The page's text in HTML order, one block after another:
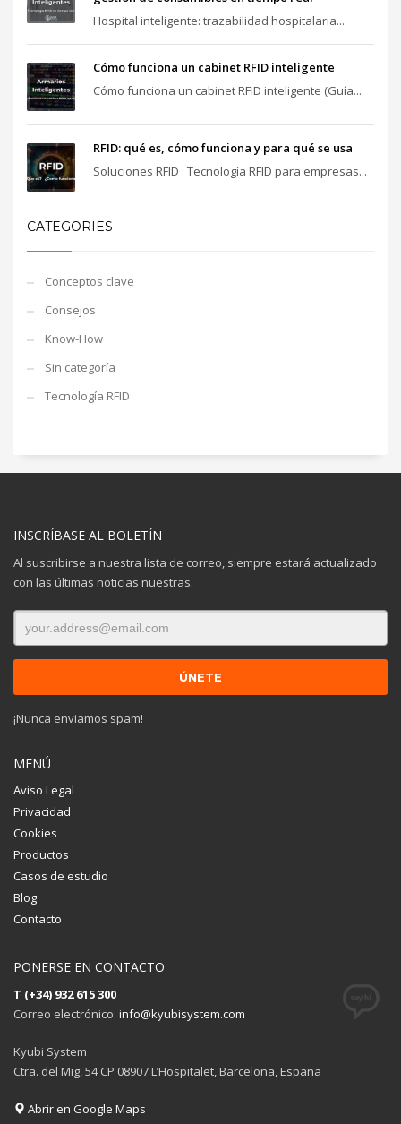
Hospital inteligente: trazabilidad hospitalaria...
Cómo funciona un cabinet RFID inteligente
Cómo funciona un cabinet RFID inteligente (Guía...
RFID: qué es, cómo funciona y para qué se usa
Soluciones RFID · Tecnología RFID para empresas...
CATEGORIES
Conceptos clave
Consejos
Know-How
Sin categoría
Tecnología RFID
INSCRÍBASE AL BOLETÍN
Al suscribirse a nuestra lista de correo, siempre estará actualizado
con las últimas noticias nuestras.
¡Nunca enviamos spam!
MENÚ
Aviso Legal
Privacidad
Cookies
Productos
Casos de estudio
Blog
Contacto
PONERSE EN CONTACTO
T (+34) 932 615 300
Correo electrónico: info@kyubisystem.com
Kyubi System
Ctra. del Mig, 54 CP 08907 L’Hospitalet, Barcelona, España
Abrir en Google Maps